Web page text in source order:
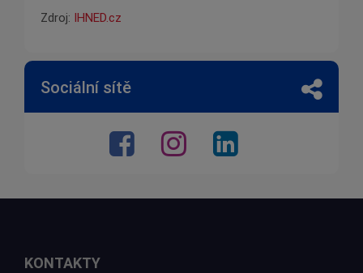
Zdroj: IHNED.cz
Sociální sítě
KONTAKTY